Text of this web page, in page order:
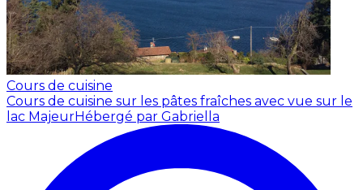
Cours de cuisine
Cours de cuisine sur les pâtes fraîches avec vue sur le
lac MajeurHébergé par Gabriella